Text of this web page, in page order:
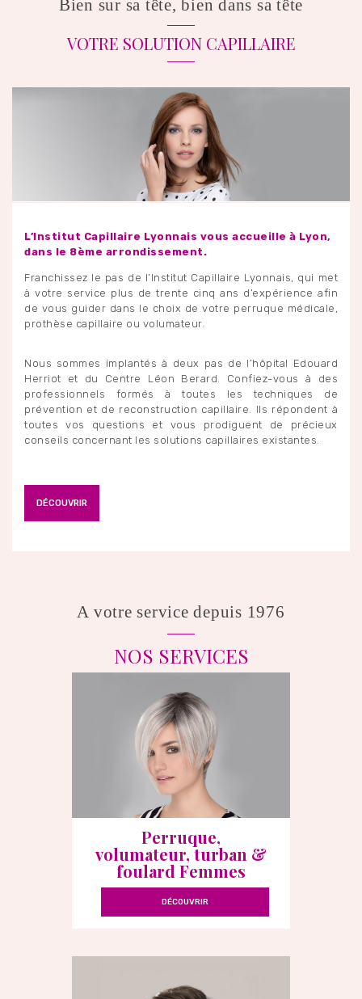
Bien sur sa tête, bien dans sa tête
VOTRE SOLUTION CAPILLAIRE
L’Institut Capillaire Lyonnais vous accueille à Lyon,
dans le 8ème arrondissement.
Franchissez le pas de l’Institut Capillaire Lyonnais, qui met
à votre service plus de trente cinq ans d’expérience afin
de vous guider dans le choix de votre perruque médicale,
prothèse capillaire ou volumateur.
Nous sommes implantés à deux pas de l’hôpital Edouard
Herriot et du Centre Léon Berard. Confiez-vous à des
professionnels formés à toutes les techniques de
prévention et de reconstruction capillaire. Ils répondent à
toutes vos questions et vous prodiguent de précieux
conseils concernant les solutions capillaires existantes.
DÉCOUVRIR
A votre service depuis 1976
NOS SERVICES
Perruque,
volumateur, turban &
foulard Femmes
DÉCOUVRIR